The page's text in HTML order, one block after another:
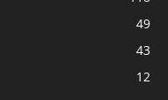
49
43
12